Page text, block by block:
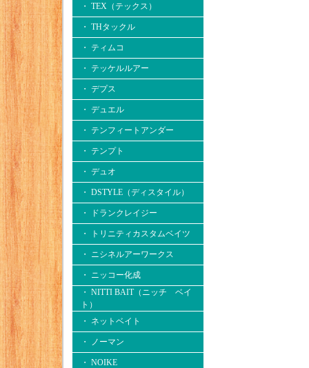
・ TEX（テックス）
・ THタックル
・ ティムコ
・ テッケルルアー
・ デプス
・ デュエル
・ テンフィートアンダー
・ テンプト
・ デュオ
・ DSTYLE（ディスタイル）
・ ドランクレイジー
・ トリニティカスタムベイツ
・ ニシネルアーワークス
・ ニッコー化成
・ NITTI BAIT（ニッチ ベイ
ト）
・ ネットベイト
・ ノーマン
・ NOIKE